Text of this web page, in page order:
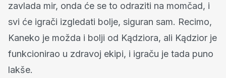
zavlada mir, onda će se to odraziti na momčad, i
svi će igrači izgledati bolje, siguran sam. Recimo,
Kaneko je možda i bolji od Kądziora, ali Kądzior je
funkcionirao u zdravoj ekipi, i igraču je tada puno
lakše.